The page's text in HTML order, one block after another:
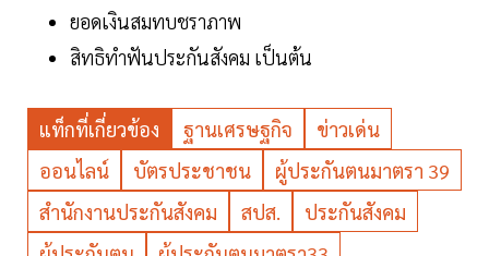
ยอดเงินสมทบชราภาพ
สิทธิทำฟันประกันสังคม เป็นต้น
แท็กที่เกี่ยวข้อง ฐานเศรษฐกิจ
ข่าวเด่น
ออนไลน์
บัตรประชาชน
ผู้ประกันตนมาตรา 39
สำนักงานประกันสังคม
สปส.
ประกันสังคม